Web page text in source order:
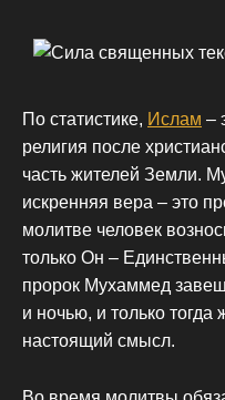
По статистике, Ислам –
религия после
часть жителей Земли.
искренняя вера – это
молитве человек
только Он –
пророк Мухаммед
и ночью, и только тогда
настоящий смысл.